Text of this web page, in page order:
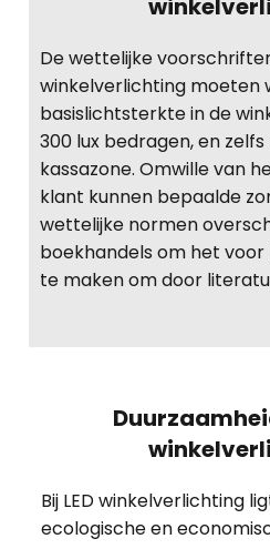
De wettelijke
winkelverlichting moeten
basislichtsterkte in de
300 lux bedragen, en zelfs
kassazone. Omwille van
klant kunnen bepaalde
wettelijke normen
boekhandels om het
te maken om door
Bij LED winkelverlichting
ecologische en